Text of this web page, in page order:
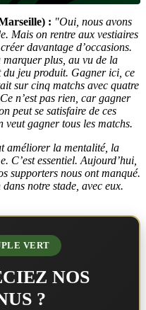
: "Oui, nous avons
Mais on rentre aux vestiaires
davantage d’occasions.
plus, au vu de la
du jeu produit. Gagner ici, ce
sur cinq matchs avec quatre
n’est pas rien, car gagner
peut se satisfaire de ces
gagner tous les matchs.
améliorer la mentalité, la
C’est essentiel. Aujourd’hui,
supporters nous ont manqué.
notre stade, avec eux.
VERT
NOS
?